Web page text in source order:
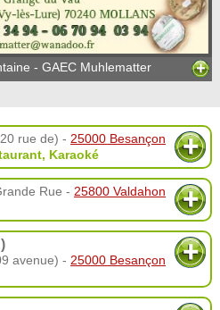
- GAEC Muhlematter
rue de) - 25000 Besançon
, Karaoké
Rue - 25800 Valdahon
avenue) - 25000 Besançon